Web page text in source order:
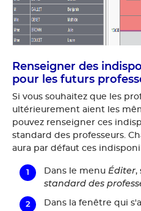
Renseigner des
pour les futurs
Si vous souhaitez que les
ultérieurement aient les
pouvez renseigner ces
standard des professeurs.
aura par défaut ces
Dans le menu Éditer,
standard des
Dans la fenêtre qui